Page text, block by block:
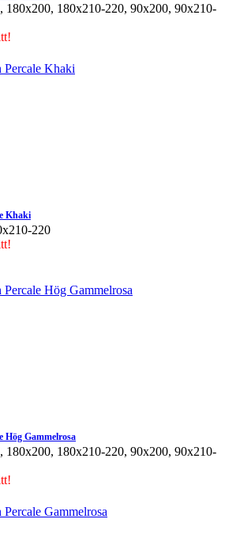
180x200, 180x210-220, 90x200, 90x210-
Khaki
220
Hög Gammelrosa
180x200, 180x210-220, 90x200, 90x210-